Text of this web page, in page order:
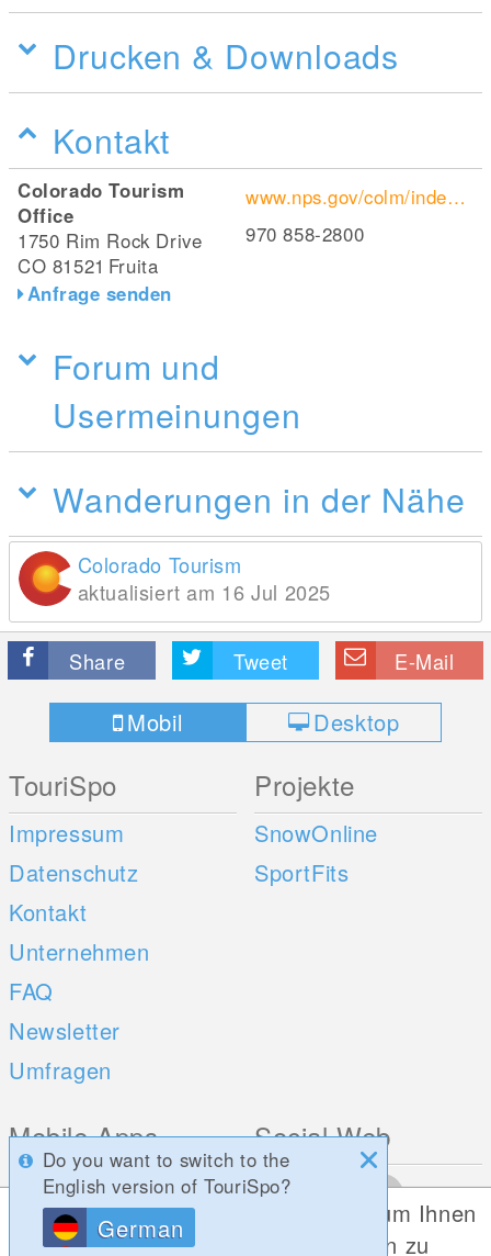
Drucken & Downloads
Kontakt
Colorado Tourism
Office
1750 Rim Rock Drive
CO 81521 Fruita
Anfrage senden
www.nps.gov/colm/index.htm
970 858-2800
Forum und
Usermeinungen
Wanderungen in der Nähe
Colorado Tourism
aktualisiert am 16 Jul 2025
Share Tweet E-Mail
Mobil Desktop
TouriSpo
Impressum
Datenschutz
Kontakt
Unternehmen
FAQ
Newsletter
Umfragen
Projekte
SnowOnline
SportFits
Mobile Apps
iOS
Android
Social Web
Do you want to switch to the
English version of TouriSpo?
German
Diese Website verwendet Cookies, um Ihnen
die bestmögliche Funktionalität bieten zu